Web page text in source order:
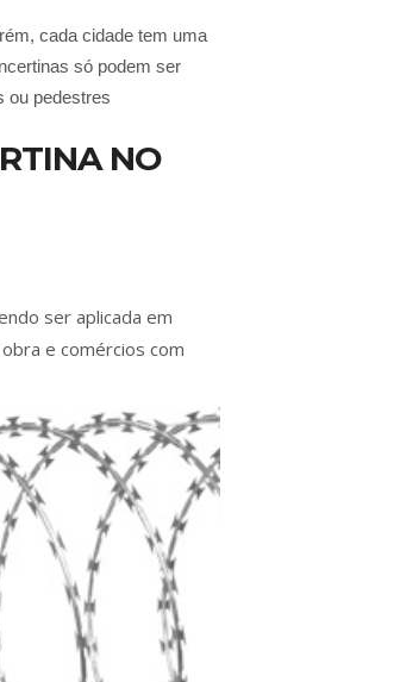
cada cidade tem uma
só podem ser
ou pedestres
NO
ser aplicada em
e comércios com